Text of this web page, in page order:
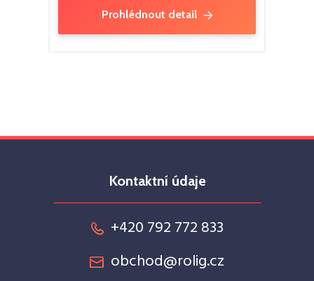
Prohlédnout detail
Kontaktní údaje
+420 792 772 833
obchod@rolig.cz